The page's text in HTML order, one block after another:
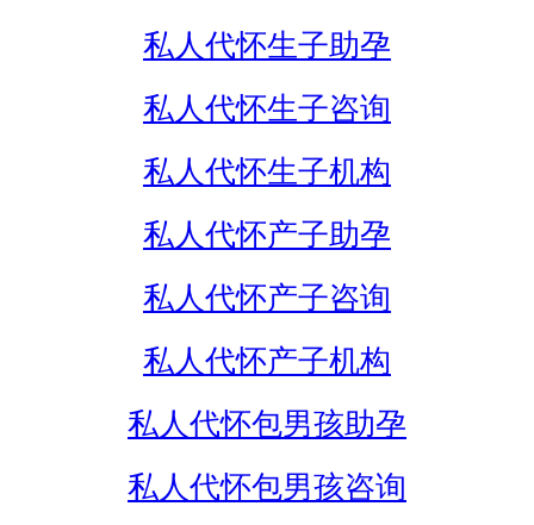
私人代怀生子助孕
私人代怀生子咨询
私人代怀生子机构
私人代怀产子助孕
私人代怀产子咨询
私人代怀产子机构
私人代怀包男孩助孕
私人代怀包男孩咨询